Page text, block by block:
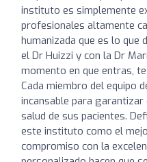
instituto es simplemente
profesionales altamente
humanizada que es lo que
el Dr Huizzi y con la Dr
momento en que entras,
Cada miembro del equipo
incansable para
salud de sus pacientes.
este instituto como el
compromiso con la